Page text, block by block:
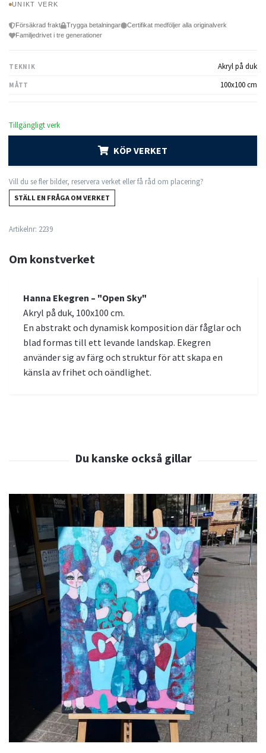
UNIKT VERK
Försäkrad frakt Trygga betalningar
Certifikat medföljer alla originalverk
Familjedrivet i tre generationer
TEKNIK Akryl på duk
MÅTT 100x100 cm
Tillgängligt verk
KÖP VERKET
Vill du se fler bilder, reservera verket eller få råd om placering?
STÄLL EN FRÅGA OM VERKET
Artikelnr: 2239
Om konstverket
Hanna Ekegren – "Open Sky"
Akryl på duk, 100x100 cm.
En abstrakt och dynamisk komposition där fåglar och
blad formas till ett levande landskap. Ekegren
använder sig av färg och struktur för att skapa en
känsla av frihet och oändlighet.